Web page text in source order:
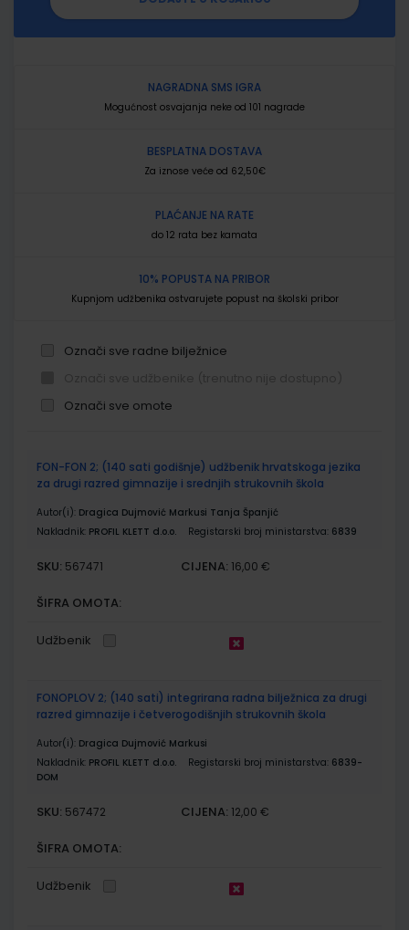
NAGRADNA SMS IGRA
Mogućnost osvajanja neke od 101 nagrade
BESPLATNA DOSTAVA
Za iznose veće od 62,50€
PLAĆANJE NA RATE
do 12 rata bez kamata
10% POPUSTA NA PRIBOR
Kupnjom udžbenika ostvarujete popust na školski pribor
Označi sve radne bilježnice
Označi sve omote
proizvodi
FON-FON 2; (140 sati godišnje) udžbenik hrvatskoga jezika
za drugi razred gimnazije i srednjih strukovnih škola
Autor(i): Dragica Dujmović Markusi Tanja Španjić
Nakladnik: PROFIL KLETT d.o.o. Registarski broj ministarstva: 6839
SKU: 567471 CIJENA: 16,00 €
ŠIFRA OMOTA:
Udžbenik
FONOPLOV 2; (140 sati) integrirana radna bilježnica za drugi
razred gimnazije i četverogodišnjih strukovnih škola
Autor(i): Dragica Dujmović Markusi
Nakladnik: PROFIL KLETT d.o.o. Registarski broj ministarstva: 6839-
DOM
SKU: 567472 CIJENA: 12,00 €
ŠIFRA OMOTA:
Udžbenik